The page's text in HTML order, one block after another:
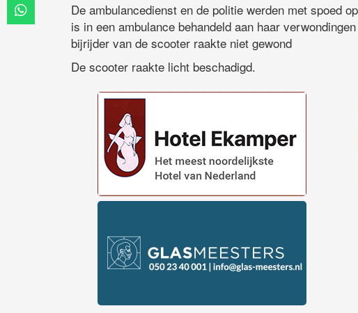
De ambulancedienst en de politie werden met spoed
is in een ambulance behandeld aan haar
bijrijder van de scooter raakte niet gewond
De scooter raakte licht beschadigd.